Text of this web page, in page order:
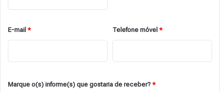
E-mail * Telefone móvel*
Marque o(s) informe(s) que gostaria de receber? *